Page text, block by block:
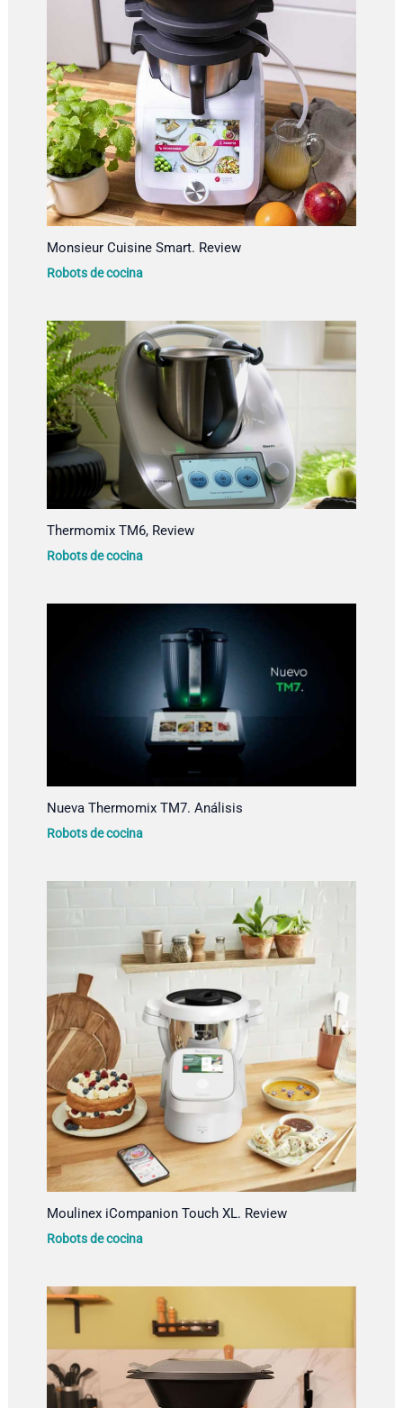
Monsieur Cuisine Smart. Review
Robots de cocina
Thermomix TM6, Review
Robots de cocina
Nueva Thermomix TM7. Análisis
Robots de cocina
Moulinex iCompanion Touch XL. Review
Robots de cocina